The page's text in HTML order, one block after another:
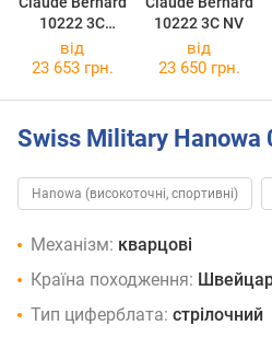
10222 3C
NINOO
10222 3C NV
від
23 653 грн.
від
23 650 грн.
Swiss Military
Hanowa (високоточні, спортивні)
Механізм: кварцові
Країна походження:
Тип циферблата: стрілочний